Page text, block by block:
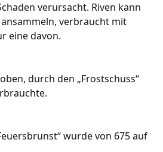
verursacht. Riven kann
verbraucht mit
eine davon.
durch den „Frostschuss“
wurde von 675 auf